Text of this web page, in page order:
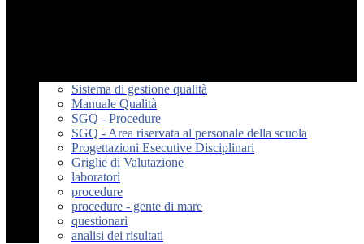
Sistema di gestione qualità
Manuale Qualità
SGQ - Procedure
SGQ - Area riservata al personale della scuola
Progettazioni Esecutive Disciplinari
Griglie di Valutazione
laboratori
procedure
procedure - gente di mare
questionari
analisi dei risultati